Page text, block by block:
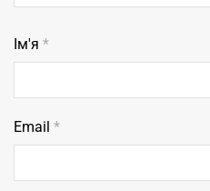
Ім'я *
Email *